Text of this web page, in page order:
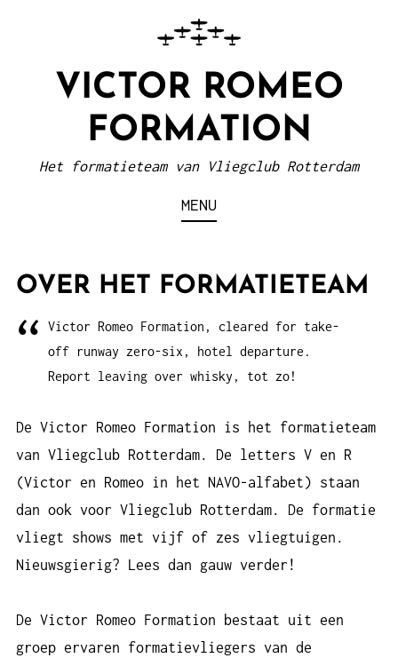
VICTOR ROMEO
FORMATION
Het formatieteam van Vliegclub Rotterdam
MENU
OVER HET FORMATIETEAM
Victor Romeo Formation, cleared for take-
off runway zero-six, hotel departure.
Report leaving over whisky, tot zo!
De Victor Romeo Formation is het formatieteam
van Vliegclub Rotterdam. De letters V en R
(Victor en Romeo in het NAVO-alfabet) staan
dan ook voor Vliegclub Rotterdam. De formatie
vliegt shows met vijf of zes vliegtuigen.
Nieuwsgierig? Lees dan gauw verder!
De Victor Romeo Formation bestaat uit een
groep ervaren formatievliegers van de